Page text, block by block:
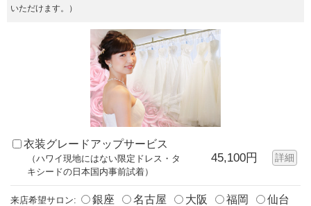
いただけます。）
衣装グレードアップサービス
（ハワイ現地にはない限定ドレス・タ
キシードの日本国内事前試着）
45,100円 詳細
来店希望サロン: 銀座 名古屋 大阪 福岡 仙台